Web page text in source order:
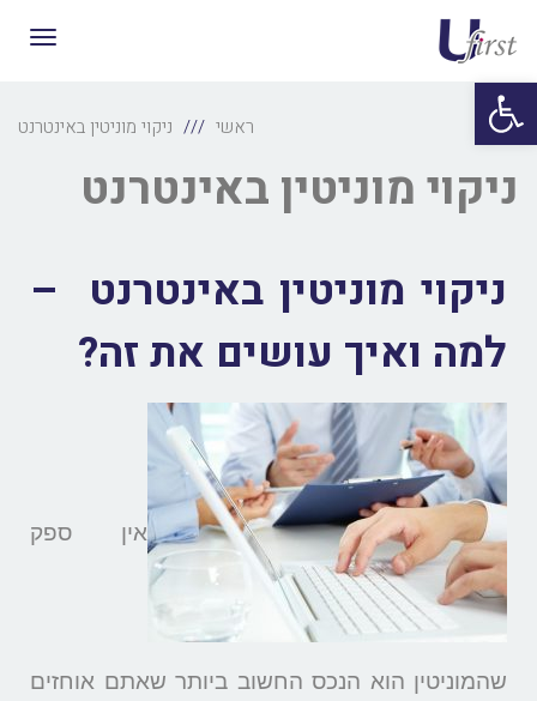
פתח סרגל נגישות
ראשי ניקוי מוניטין באינטרנט
ניקוי מוניטין באינטרנט
ניקוי מוניטין באינטרנט –
למה ואיך עושים את זה?
אין ספק
שהמוניטין הוא הנכס החשוב ביותר שאתם אוחזים